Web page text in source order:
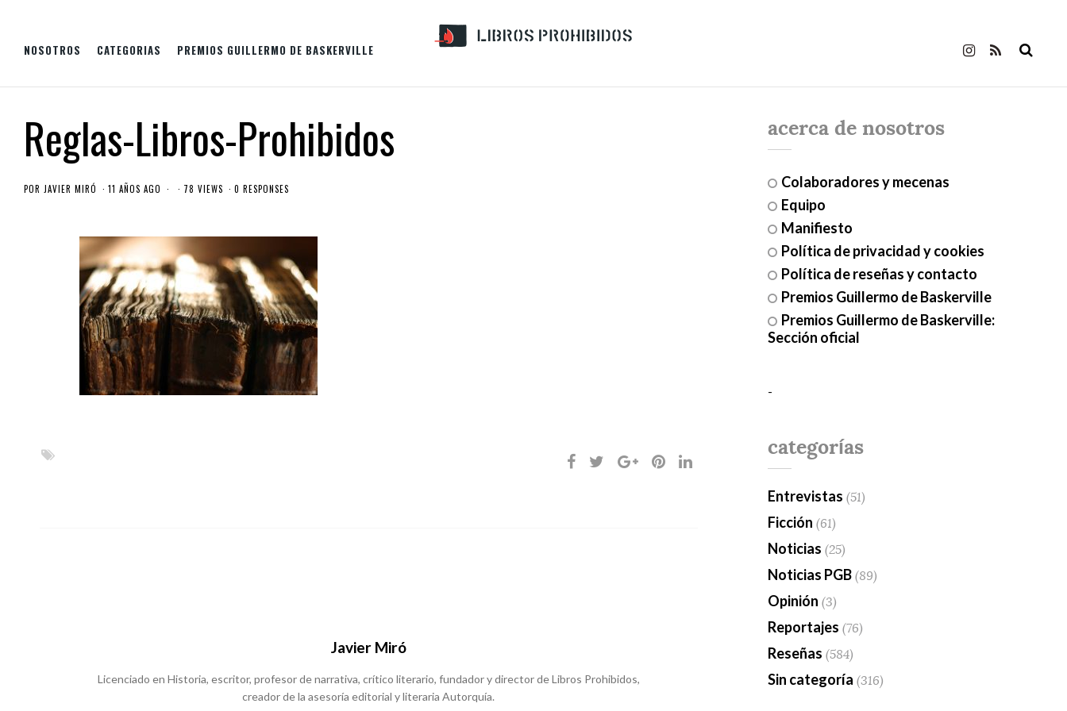
NOSOTROS CATEGORIAS PREMIOS GUILLERMO DE BASKERVILLE
Reglas-Libros-Prohibidos
POR JAVIER MIRÓ 11 AÑOS AGO 78 VIEWS 0 RESPONSES
Javier Miró
Licenciado en Historia, escritor, profesor de narrativa, crítico literario, fundador y director de Libros Prohibidos,
creador de la asesoría editorial y literaria Autorquía.
acerca de nosotros
Colaboradores y mecenas
Equipo
Manifiesto
Política de privacidad y cookies
Política de reseñas y contacto
Premios Guillermo de Baskerville
Premios Guillermo de Baskerville:
Sección oficial
-
categorías
Entrevistas (51)
Ficción (61)
Noticias (25)
Noticias PGB (89)
Opinión (3)
Reportajes (76)
Reseñas (584)
Sin categoría (316)